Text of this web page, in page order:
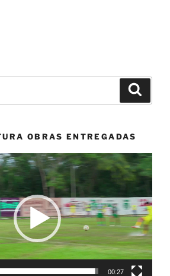
«Selección
confirmados
horarios
los
en
Perú
Colombia.»
OBRAS ENTREGADAS
00:27